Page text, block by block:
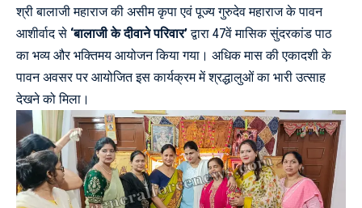
श्री बालाजी महाराज की असीम कृपा एवं पूज्य गुरुदेव महाराज के पावन
आशीर्वाद से ‘बालाजी के दीवाने परिवार’द्वारा 47वें मासिक सुंदरकांड पाठ
का भव्य और भक्तिमय आयोजन किया गया। अधिक मास की एकादशी के
पावन अवसर पर आयोजित इस कार्यक्रम में श्रद्धालुओं का भारी उत्साह
देखने को मिला।